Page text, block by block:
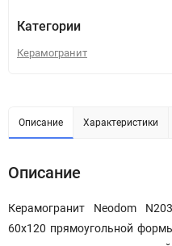
Категории
Керамогранит
Описание Характеристики
Описание
Керамогранит Neodom
60x120 прямоугольной